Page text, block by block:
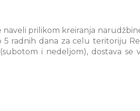
prilikom kreiranja
radnih dana za celu teritoriju
i nedeljom), dostava se